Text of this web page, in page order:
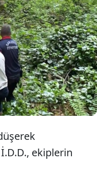
ilçesinde ormanda
düşerek yaralanan
bulunduğu
hastaneye kaldırıldı
ekiplerin